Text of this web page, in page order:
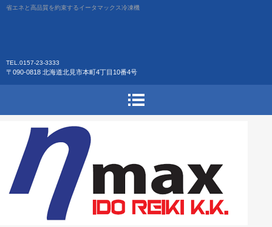
省エネと高品質を約束するイータマックス冷凍機
TEL.0157-23-3333
〒090-0818 北海道北見市本町4丁目10番4号